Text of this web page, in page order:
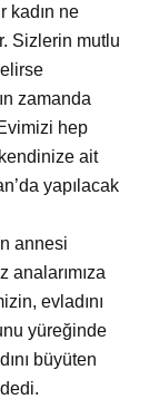
kadın ne
Sizlerin mutlu
zamanda
hep
ait
yapılacak
annesi
analarımıza
evladını
yüreğinde
büyüten